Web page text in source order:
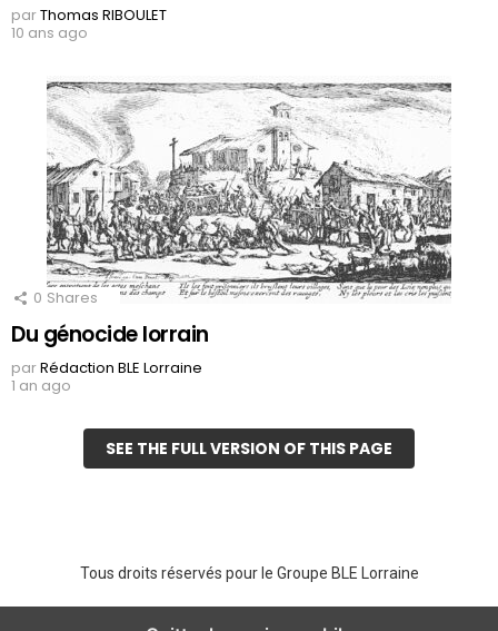
parThomas RIBOULET
10 ans ago
0 Shares
Du génocide lorrain
parRédaction BLE Lorraine
1 an ago
SEE THE FULL VERSION OF THIS PAGE
Tous droits réservés pour le Groupe BLE Lorraine